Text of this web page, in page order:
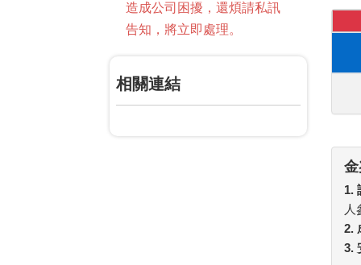
造成公司困擾，還煩請私訊
告知，將立即處理。
相關連結
1.
人
2.
3.